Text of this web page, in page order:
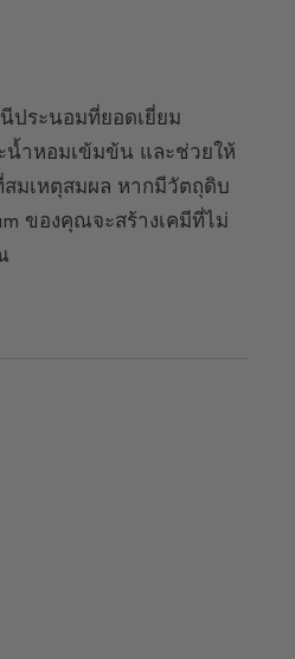
นีประนอมที่ยอดเยี่ยม
น้ำหอมเข้มข้น และช่วยให้
สมเหตุสมผล หากมีวัตถุดิบ
ของคุณจะสร้างเคมีที่ไม่